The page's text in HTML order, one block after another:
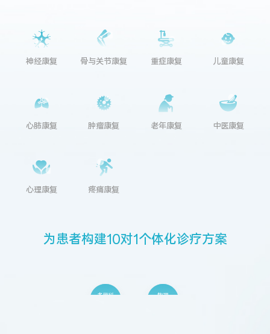
神经康复 骨与关节康复 重症康复 儿童康复
心肺康复 肿瘤康复 老年康复 中医康复
心理康复 疼痛康复
为患者构建10对1个体化诊疗方案